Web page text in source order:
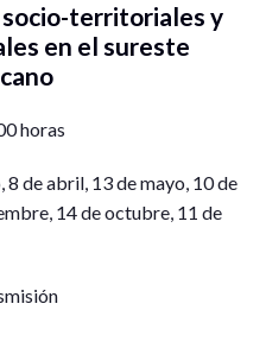
socio-territoriales y
en el sureste
horas
de abril, 13 de mayo, 10 de
14 de octubre, 11 de